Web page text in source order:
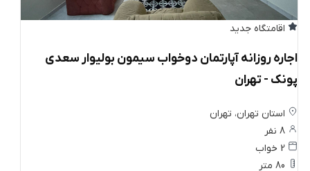
اقامتگاه جدید
اجاره روزانه آپارتمان دوخواب سیمون بولیوار سعدی
پونک - تهران
استان تهران، تهران